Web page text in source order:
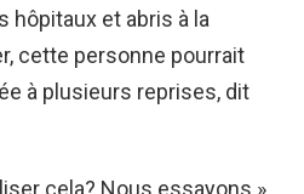
hôpitaux et abris à la
cette personne pourrait
à plusieurs reprises, dit
cela? Nous essayons »,